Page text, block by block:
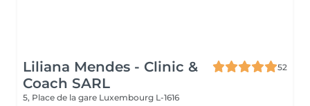
Liliana Mendes - Clinic &
Coach SARL
52
5, Place de la gare Luxembourg L-1616